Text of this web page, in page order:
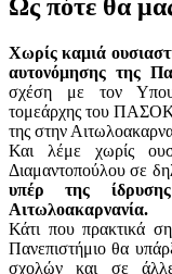
Ως πότε θα
Χωρίς καμιά
αυτονόμησης της
σχέση με τον
τομεάρχης του
της στην
Και λέμε χωρίς
Διαμαντοπούλου σε
υπέρ της
Αιτωλοακαρνανία.
Κάτι που πρακτικά
Πανεπιστήμιο θα
σχολών και σε